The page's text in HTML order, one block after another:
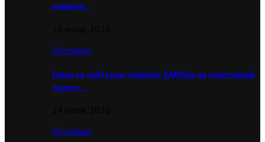
новинки…
Грузовики
Гонка за хайтеком: новинки КАМАЗа на спортивной
трассе…
Грузовики